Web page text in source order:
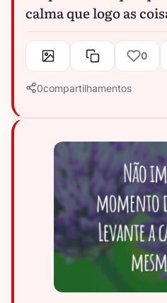
calma que logo as
0
0compartilhamentos